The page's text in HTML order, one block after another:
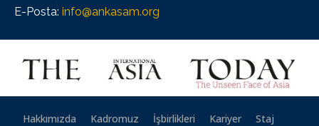
E-Posta: info@ankasam.org
Hakkımızda Kadromuz İşbirlikleri Kariyer
Staj